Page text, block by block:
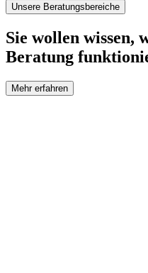
Unsere Beratungsbereiche
Sie wollen wissen,
Beratung
Mehr erfahren